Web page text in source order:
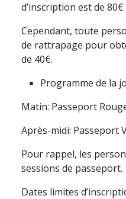
d’inscription est de
Cependant, toute
de rattrapage pour
de 40€.
Programme de la
Matin: Passeport
Après-midi: Passeport
Pour rappel, les
sessions de passeport.
Dates limites